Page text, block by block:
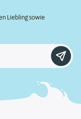
Liebling sowie